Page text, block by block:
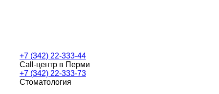
+7 (342) 22-333-44
Call-центр в Перми
+7 (342) 22-333-73
Стоматология